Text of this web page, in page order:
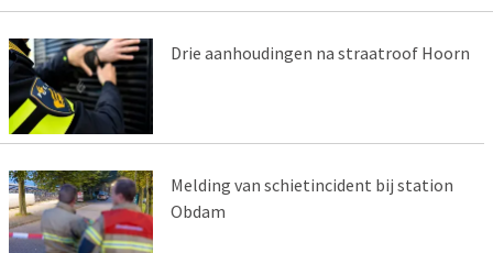
Drie aanhoudingen na straatroof Hoorn
Melding van schietincident bij station
Obdam